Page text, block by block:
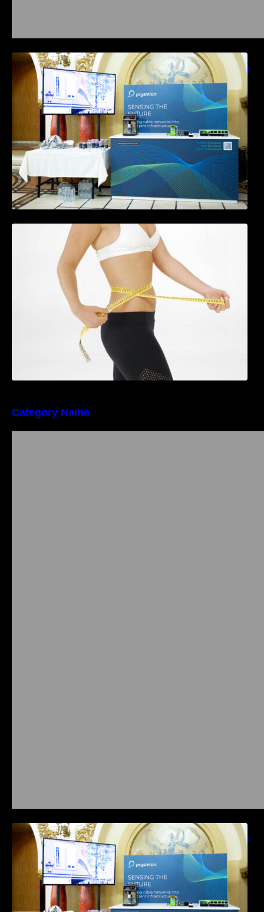
Prysmian aduce la COMM26 tehnologii de
sensing si Digital Energy pentru monitorizarea
in timp real a infrastrucrutilor critice
Tratamentul Wegovy® generează o scădere
în greutate de până la 22,6% la femei în
perioada menopauzei și reduce la jumătate
riscul de migrene
Category Name
Prysmian aduce la COMM26 tehnologii de
sensing si Digital Energy pentru monitorizarea
in timp real a infrastrucrutilor critice